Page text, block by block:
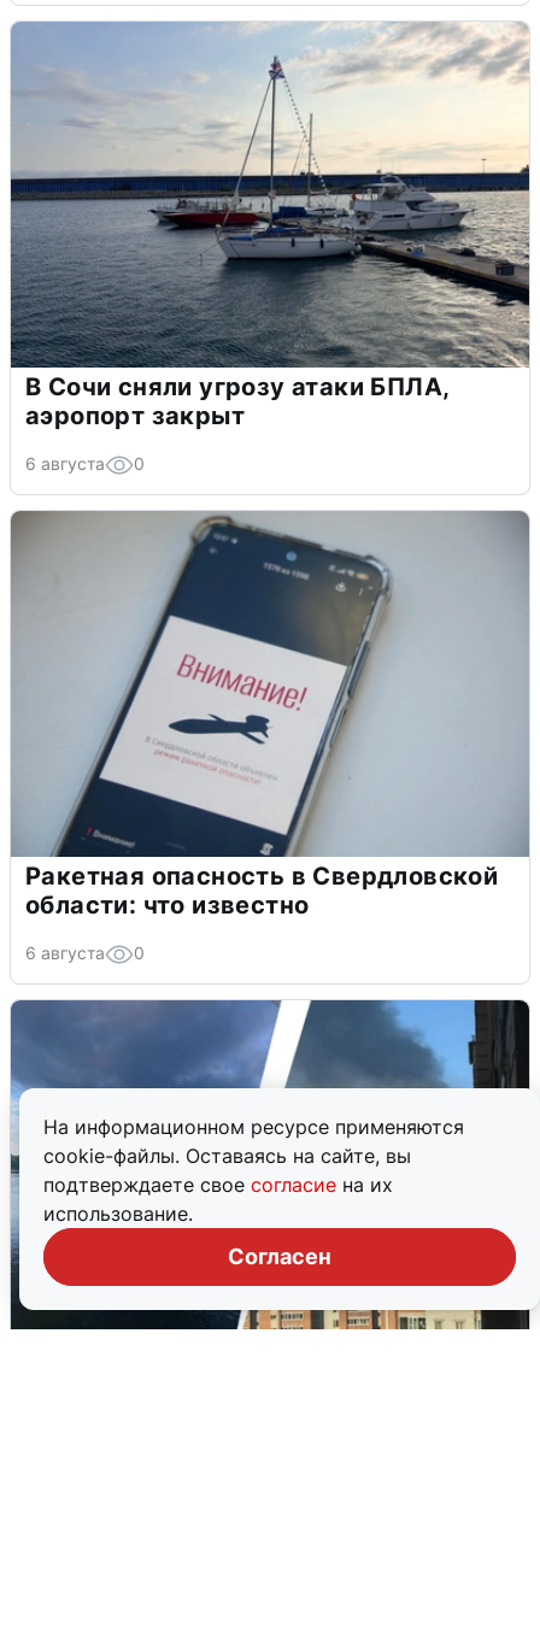
На информационном ресурсе применяются
cookie-файлы. Оставаясь на сайте, вы
подтверждаете свое согласие на их
использование.
Согласен
В Сочи сняли угрозу атаки БПЛА,
аэропорт закрыт
6 августа 0
Ракетная опасность в Свердловской
области: что известно
6 августа 0